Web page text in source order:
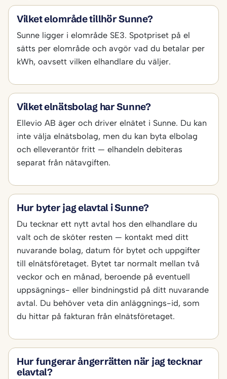
Vilket elområde tillhör Sunne?
Sunne ligger i elområde SE3. Spotpriset på el
sätts per elområde och avgör vad du betalar per
kWh, oavsett vilken elhandlare du väljer.
Vilket elnätsbolag har Sunne?
Ellevio AB äger och driver elnätet i Sunne. Du kan
inte välja elnätsbolag, men du kan byta elbolag
och elleverantör fritt — elhandeln debiteras
separat från nätavgiften.
Hur byter jag elavtal i Sunne?
Du tecknar ett nytt avtal hos den elhandlare du
valt och de sköter resten — kontakt med ditt
nuvarande bolag, datum för bytet och uppgifter
till elnätsföretaget. Bytet tar normalt mellan två
veckor och en månad, beroende på eventuell
uppsägnings- eller bindningstid på ditt nuvarande
avtal. Du behöver veta din anläggnings-id, som
du hittar på fakturan från elnätsföretaget.
Hur fungerar ångerrätten när jag tecknar
elavtal?